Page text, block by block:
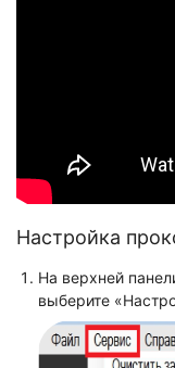
Настройка
На верхней
выберите